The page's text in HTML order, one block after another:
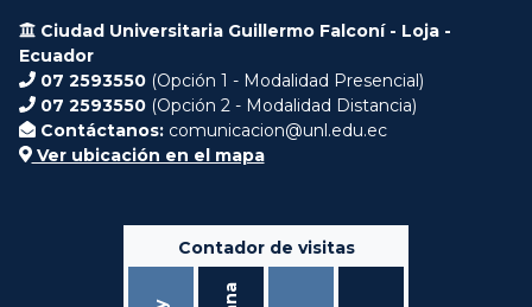
Ciudad Universitaria Guillermo Falconí - Loja -
Ecuador
07 2593550 (Opción 1 - Modalidad Presencial)
07 2593550 (Opción 2 - Modalidad Distancia)
Contáctanos: comunicacion@unl.edu.ec
Ver ubicación en el mapa
Contador de visitas